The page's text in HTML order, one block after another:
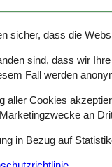
3,9
sicher, dass die
sind, dass wir
Fall werden
aller Cookies
an
in Bezug auf